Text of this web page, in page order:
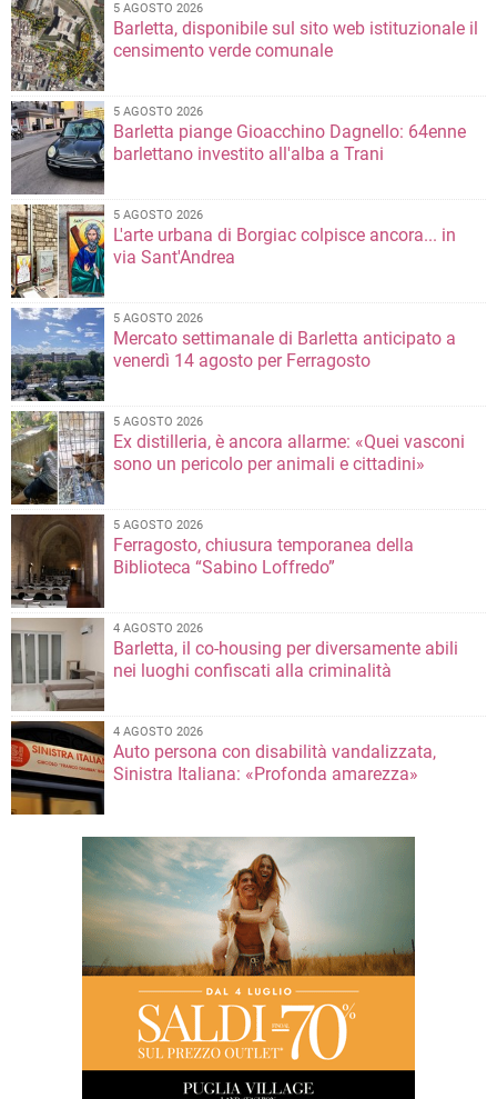
5 AGOSTO 2026
Barletta, disponibile sul sito web istituzionale il
censimento verde comunale
5 AGOSTO 2026
Barletta piange Gioacchino Dagnello: 64enne
barlettano investito all'alba a Trani
5 AGOSTO 2026
L'arte urbana di Borgiac colpisce ancora... in
via Sant'Andrea
5 AGOSTO 2026
Mercato settimanale di Barletta anticipato a
venerdì 14 agosto per Ferragosto
5 AGOSTO 2026
Ex distilleria, è ancora allarme: «Quei vasconi
sono un pericolo per animali e cittadini»
5 AGOSTO 2026
Ferragosto, chiusura temporanea della
Biblioteca “Sabino Loffredo”
4 AGOSTO 2026
Barletta, il co-housing per diversamente abili
nei luoghi confiscati alla criminalità
4 AGOSTO 2026
Auto persona con disabilità vandalizzata,
Sinistra Italiana: «Profonda amarezza»